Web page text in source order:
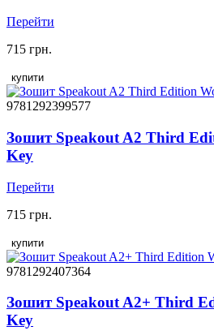
Перейти
715 грн.
купити
9781292399577
Зошит Speakout A2 Third
Key
Перейти
715 грн.
купити
9781292407364
Зошит Speakout A2+ Third
Key